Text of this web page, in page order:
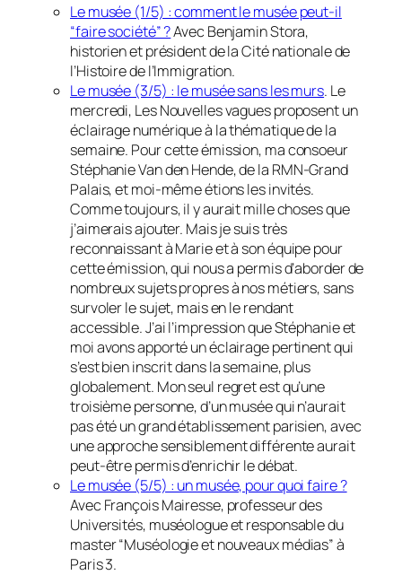
Le musée (1/5) : comment le musée peut-il
“faire société” ?Avec Benjamin Stora,
historien et président de la Cité nationale de
l’Histoire de l’Immigration.
Le musée (3/5) : le musée sans les murs. Le
mercredi, Les Nouvelles vagues proposent un
éclairage numérique à la thématique de la
semaine. Pour cette émission, ma consoeur
Stéphanie Van den Hende, de la RMN-Grand
Palais, et moi-même étions les invités.
Comme toujours, il y aurait mille choses que
j’aimerais ajouter. Mais je suis très
reconnaissant à Marie et à son équipe pour
cette émission, qui nous a permis d’aborder de
nombreux sujets propres à nos métiers, sans
survoler le sujet, mais en le rendant
accessible. J’ai l’impression que Stéphanie et
moi avons apporté un éclairage pertinent qui
s’est bien inscrit dans la semaine, plus
globalement. Mon seul regret est qu’une
troisième personne, d’un musée qui n’aurait
pas été un grand établissement parisien, avec
une approche sensiblement différente aurait
peut-être permis d’enrichir le débat.
Le musée (5/5) : un musée, pour quoi faire ?
Avec François Mairesse, professeur des
Universités, muséologue et responsable du
master “Muséologie et nouveaux médias” à
Paris 3.